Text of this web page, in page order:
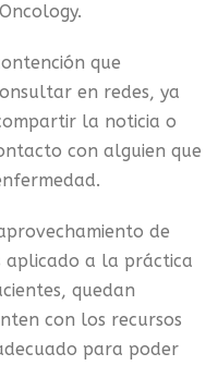
que
en redes, ya
la noticia o
con alguien que
de
aplicado a la práctica
quedan
con los recursos
para poder